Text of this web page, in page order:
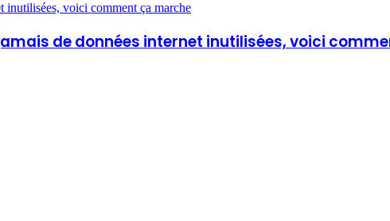
voici comment ça marche
de données internet inutilisées, voici